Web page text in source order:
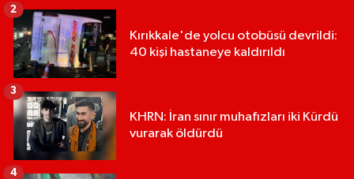
Kırıkkale'de yolcu otobüsü devrildi:
40 kişi hastaneye kaldırıldı
2
KHRN: İran sınır muhafızları iki Kürdü
vurarak öldürdü
3
4